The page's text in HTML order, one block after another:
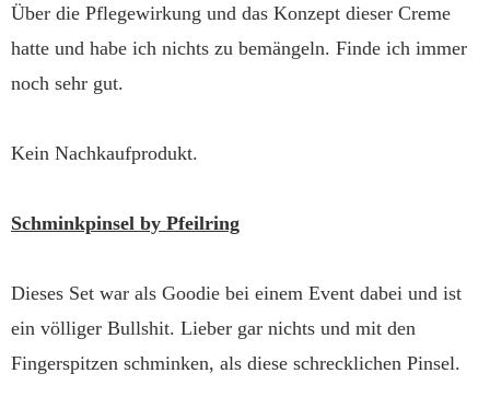
Über die Pflegewirkung und das Konzept dieser Creme
hatte und habe ich nichts zu bemängeln. Finde ich immer
noch sehr gut.
Kein Nachkaufprodukt.
Schminkpinsel by Pfeilring
Dieses Set war als Goodie bei einem Event dabei und ist
ein völliger Bullshit. Lieber gar nichts und mit den
Fingerspitzen schminken, als diese schrecklichen Pinsel.